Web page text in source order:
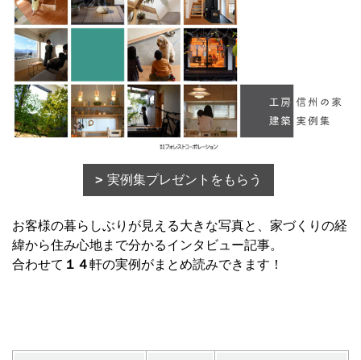
実例集プレゼントをもらう
お客様の暮らしぶりが見える大きな写真と、家づくりの経
緯から住み心地まで分かるインタビュー記事。
合わせて １４軒の実例がまとめ読みできます！